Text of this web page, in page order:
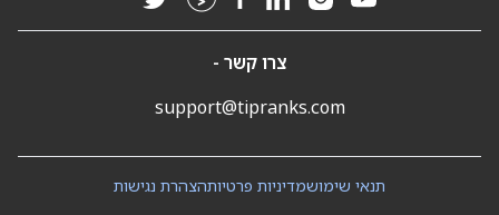
צרו קשר -
support@tipranks.com
הצהרת נגישותמדיניות פרטיותתנאי שימוש